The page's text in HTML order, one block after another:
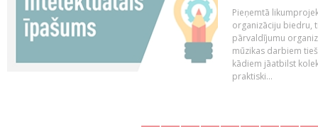
Pieņemtā
organizāciju biedru,
pārvaldījumu
mūzikas darbiem
kādiem jāatbilst
praktiski...